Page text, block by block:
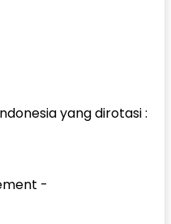
yang dirotasi :
-